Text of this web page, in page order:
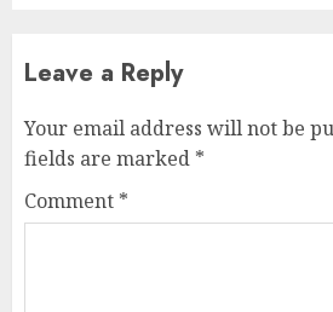
Leave a Reply
Your email address will not be
fields are marked *
Comment *